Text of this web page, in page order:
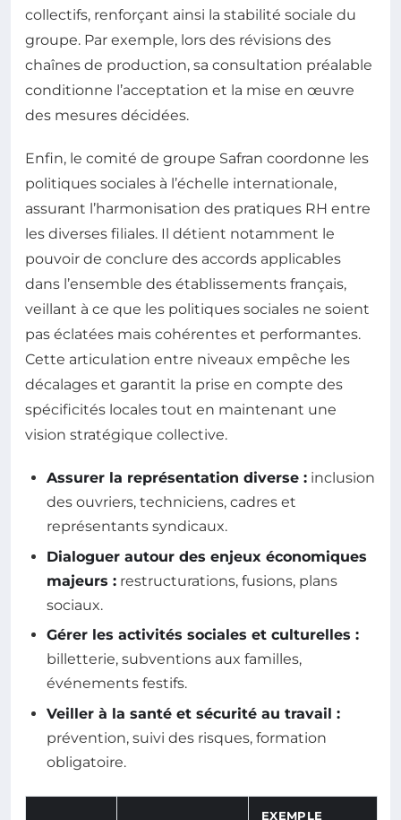
collectifs, renforçant ainsi la stabilité sociale du
groupe. Par exemple, lors des révisions des
chaînes de production, sa consultation préalable
conditionne l’acceptation et la mise en œuvre
des mesures décidées.
Enfin, le comité de groupe Safran coordonne les
politiques sociales à l’échelle internationale,
assurant l’harmonisation des pratiques RH entre
les diverses filiales. Il détient notamment le
pouvoir de conclure des accords applicables
dans l’ensemble des établissements français,
veillant à ce que les politiques sociales ne soient
pas éclatées mais cohérentes et performantes.
Cette articulation entre niveaux empêche les
décalages et garantit la prise en compte des
spécificités locales tout en maintenant une
vision stratégique collective.
Assurer la représentation diverse : inclusion
des ouvriers, techniciens, cadres et
représentants syndicaux.
Dialoguer autour des enjeux économiques
majeurs : restructurations, fusions, plans
sociaux.
Gérer les activités sociales et culturelles :
billetterie, subventions aux familles,
événements festifs.
Veiller à la santé et sécurité au travail :
prévention, suivi des risques, formation
obligatoire.
EXEMPLE